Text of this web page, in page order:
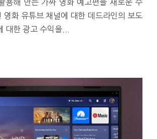
용해 만든 가짜 영화 예고편을 새로운 수
영화 유튜브 채널에 대한 데드라인의 보도
대한 광고 수익을...